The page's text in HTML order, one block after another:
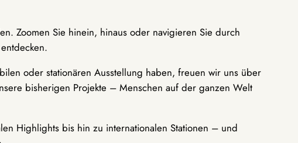
Zoomen Sie hinein, hinaus oder navigieren Sie durch
oder stationären Ausstellung haben, freuen wir uns über
bisherigen Projekte – Menschen auf der ganzen Welt
Highlights bis hin zu internationalen Stationen – und